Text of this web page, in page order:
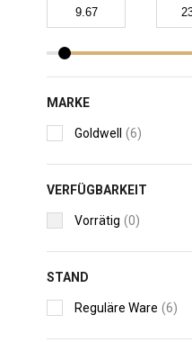
MARKE
Goldwell (6)
VERFÜGBARKEIT
Vorrätig (0)
STAND
Reguläre Ware (6)